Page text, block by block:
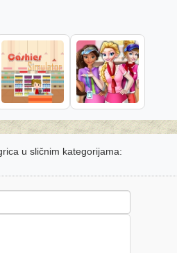
u sličnim kategorijama: